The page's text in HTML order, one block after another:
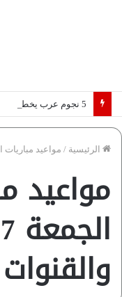
الرئيسية / مواعيد مباريات اليوم الجمعة 27-
مواعيد